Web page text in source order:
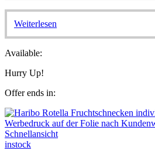
Weiterlesen
Available:
Hurry Up!
Offer ends in:
Schnellansicht
instock